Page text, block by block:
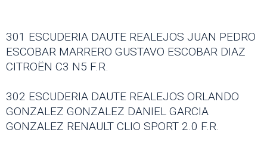
301 ESCUDERIA DAUTE REALEJOS JUAN PEDRO
ESCOBAR MARRERO GUSTAVO ESCOBAR DIAZ
CITROËN C3 N5 F.R.
302 ESCUDERIA DAUTE REALEJOS ORLANDO
GONZALEZ GONZALEZ DANIEL GARCIA
GONZALEZ RENAULT CLIO SPORT 2.0 F.R.